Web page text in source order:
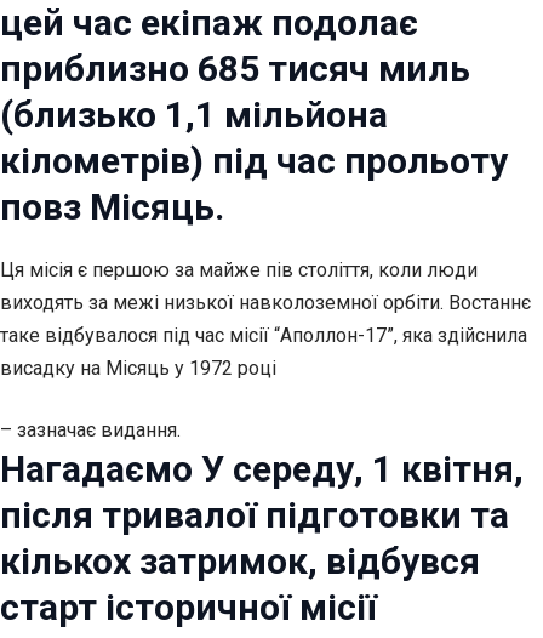
цей час екіпаж подолає
приблизно 685 тисяч миль
(близько 1,1 мільйона
кілометрів) під час прольоту
повз Місяць.
Ця місія є першою за майже пів століття, коли люди
виходять за межі низької навколоземної орбіти. Востаннє
таке відбувалося під час місії “Аполлон-17”, яка здійснила
висадку на Місяць у 1972 році
– зазначає видання.
Нагадаємо У середу, 1 квітня,
після тривалої підготовки та
кількох затримок, відбувся
старт історичної місії